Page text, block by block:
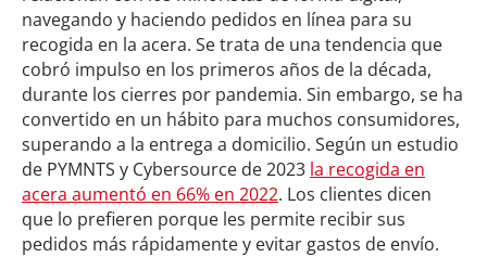
navegando y haciendo pedidos en línea para su
recogida en la acera. Se trata de una tendencia que
cobró impulso en los primeros años de la década,
durante los cierres por pandemia. Sin embargo, se ha
convertido en un hábito para muchos consumidores,
superando a la entrega a domicilio. Según un estudio
de PYMNTS y Cybersource de 2023 la recogida en
acera aumentó en 66% en 2022. Los clientes dicen
que lo prefieren porque les permite recibir sus
pedidos más rápidamente y evitar gastos de envío.